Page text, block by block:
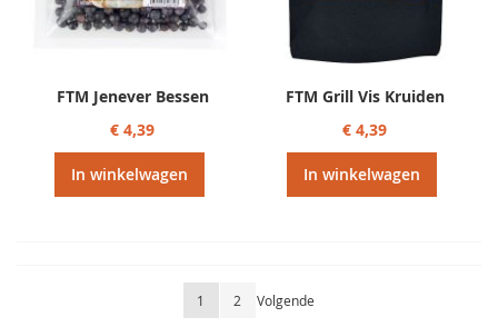
FTM Jenever Bessen
€ 4,39
In winkelwagen
FTM Grill Vis Kruiden
€ 4,39
In winkelwagen
Pagina
U lees momenteel pagina
1 Pagina
2 Pagina
Volgende